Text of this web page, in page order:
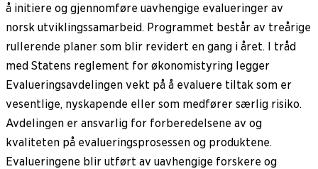
å initiere og gjennomføre uavhengige evalueringer av
norsk utviklingssamarbeid. Programmet består av treårige
rullerende planer som blir revidert en gang i året. I tråd
med Statens reglement for økonomistyring legger
Evalueringsavdelingen vekt på å evaluere tiltak som er
vesentlige, nyskapende eller som medfører særlig risiko.
Avdelingen er ansvarlig for forberedelsene av og
kvaliteten på evalueringsprosessen og produktene.
Evalueringene blir utført av uavhengige forskere og